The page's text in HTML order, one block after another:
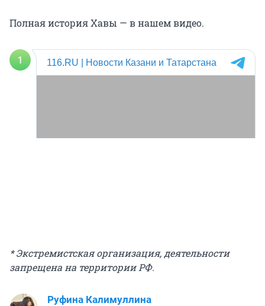
Полная история Хавы — в нашем видео.
* Экстремистская организация, деятельности
запрещена на территории РФ.
Руфина Калимуллина